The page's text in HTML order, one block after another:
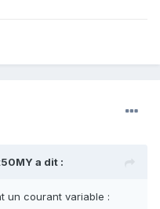
a dit :
un courant variable :